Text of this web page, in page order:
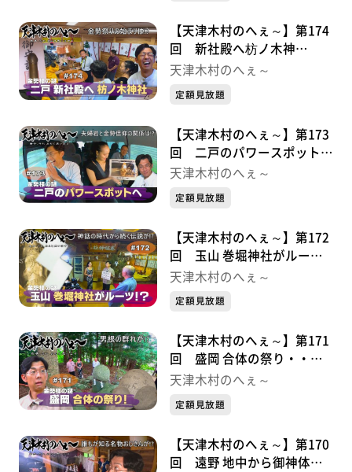
【天津木村のへぇ～】第174
回 新社殿へ枋ノ木神
社・・・金勢様シリーズ⑥
天津木村のへぇ～
定額見放題
【天津木村のへぇ～】第173
回 二戸のパワースポット
へ・・・金勢様シリーズ⑤
天津木村のへぇ～
定額見放題
【天津木村のへぇ～】第172
回 玉山 巻堀神社がルー
ツ！？・・・金勢様シリーズ
天津木村のへぇ～
定額見放題
【天津木村のへぇ～】第171
回 盛岡 合体の祭り・・・
金勢様シリーズ③
天津木村のへぇ～
定額見放題
【天津木村のへぇ～】第170
回 遠野 地中から御神体